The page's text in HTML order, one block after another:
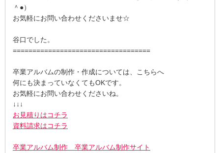
＾●）
お気軽にお問い合わせくださいませ☆
谷口でした。
===================================
卒業アルバムの制作・作成については、こちらへ
何にも決まっていなくてもOKです。
お気軽にお問い合わせくださいね。
↓↓↓
お見積りはコチラ
資料請求はコチラ
卒業アルバム制作 卒業アルバム制作サイト